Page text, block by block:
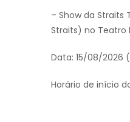
– Show da Straits
Straits) no Teatro
Data: 15/08/2026
Horário de início